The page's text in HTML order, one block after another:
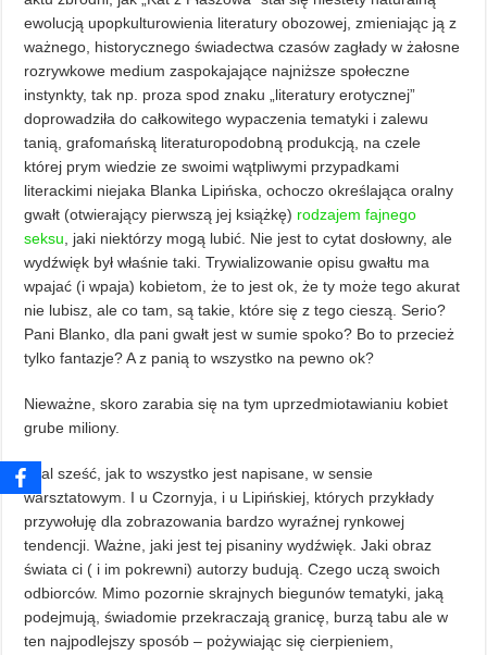
ewolucją upopkulturowienia literatury obozowej, zmieniając ją z
ważnego, historycznego świadectwa czasów zagłady w żałosne
rozrywkowe medium zaspokajające najniższe społeczne
instynkty, tak np. proza spod znaku „literatury erotycznej”
doprowadziła do całkowitego wypaczenia tematyki i zalewu
tanią, grafomańską literaturopodobną produkcją, na czele
której prym wiedzie ze swoimi wątpliwymi przypadkami
literackimi niejaka Blanka Lipińska, ochoczo określająca oralny
gwałt (otwierający pierwszą jej książkę) rodzajem fajnego
seksu, jaki niektórzy mogą lubić. Nie jest to cytat dosłowny, ale
wydźwięk był właśnie taki. Trywializowanie opisu gwałtu ma
wpajać (i wpaja) kobietom, że to jest ok, że ty może tego akurat
nie lubisz, ale co tam, są takie, które się z tego cieszą. Serio?
Pani Blanko, dla pani gwałt jest w sumie spoko? Bo to przecież
tylko fantazje? A z panią to wszystko na pewno ok?
Nieważne, skoro zarabia się na tym uprzedmiotawianiu kobiet
grube miliony.
I pal sześć, jak to wszystko jest napisane, w sensie
warsztatowym. I u Czornyja, i u Lipińskiej, których przykłady
przywołuję dla zobrazowania bardzo wyraźnej rynkowej
tendencji. Ważne, jaki jest tej pisaniny wydźwięk. Jaki obraz
świata ci ( i im pokrewni) autorzy budują. Czego uczą swoich
odbiorców. Mimo pozornie skrajnych biegunów tematyki, jaką
podejmują, świadomie przekraczają granicę, burzą tabu ale w
ten najpodlejszy sposób – pożywiając się cierpieniem,